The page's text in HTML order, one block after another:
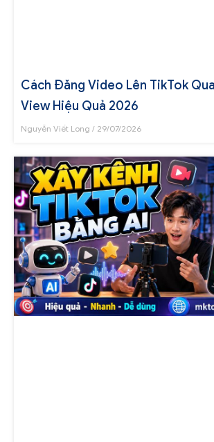
Cách Đăng Video Lên TikTok
View Hiệu Quả 2026
Nguyễn Viết Long 29/07/2026